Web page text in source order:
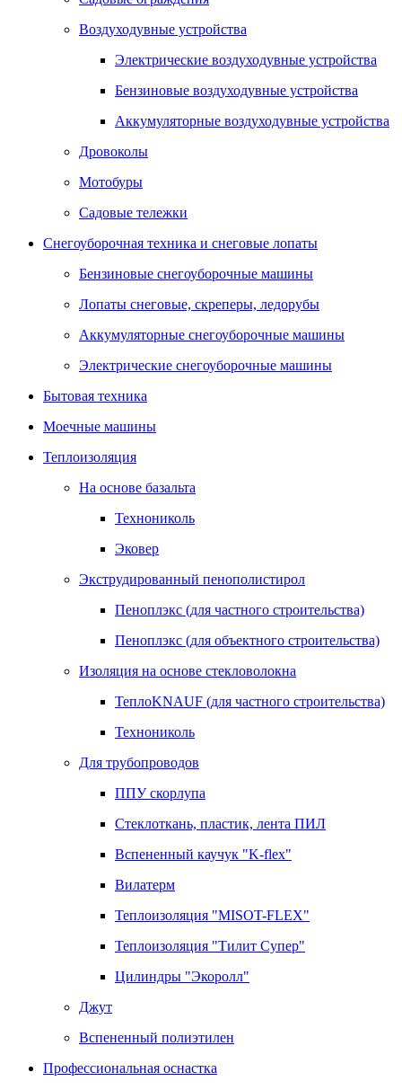
Воздуходувные устройства
Электрические воздуходувные устройства
Бензиновые воздуходувные устройства
Аккумуляторные воздуходувные устройства
Дровоколы
Мотобуры
Садовые тележки
Снегоуборочная техника и снеговые лопаты
Бензиновые снегоуборочные машины
Лопаты снеговые, скреперы, ледорубы
Аккумуляторные снегоуборочные машины
Электрические снегоуборочные машины
Бытовая техника
Моечные машины
Теплоизоляция
На основе базальта
Технониколь
Эковер
Экструдированный пенополистирол
Пеноплэкс (для частного строительства)
Пеноплэкс (для объектного строительства)
Изоляция на основе стекловолокна
ТеплоKNAUF (для частного строительства)
Технониколь
Для трубопроводов
ППУ скорлупа
Стеклоткань, пластик, лента ПИЛ
Вспененный каучук "K-flex"
Вилатерм
Теплоизоляция "MISOT-FLEX"
Теплоизоляция "Тилит Супер"
Цилиндры "Экоролл"
Джут
Вспененный полиэтилен
Профессиональная оснастка